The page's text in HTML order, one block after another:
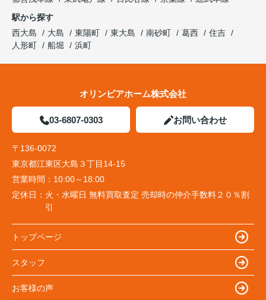
駅から探す
西大島
大島 東陽町 東大島 南砂町 葛西
住吉
人形町
船堀 浜町
オリンピアホーム株式会社
03-6807-0303 お問い合わせ
〒136-0072
東京都江東区大島３丁目14-15
営業時間： 10:00～18:00
定休日： 火・水曜日 無料買取査定 売却時の仲介手数料２０％割
引
トップページ
スタッフ
お客様の声